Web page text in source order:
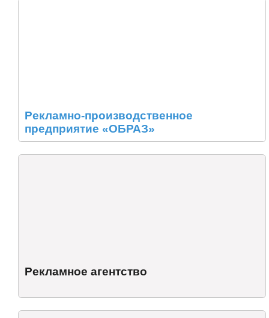
Рекламно-производственное
предприятие «ОБРАЗ»
Рекламное агентство